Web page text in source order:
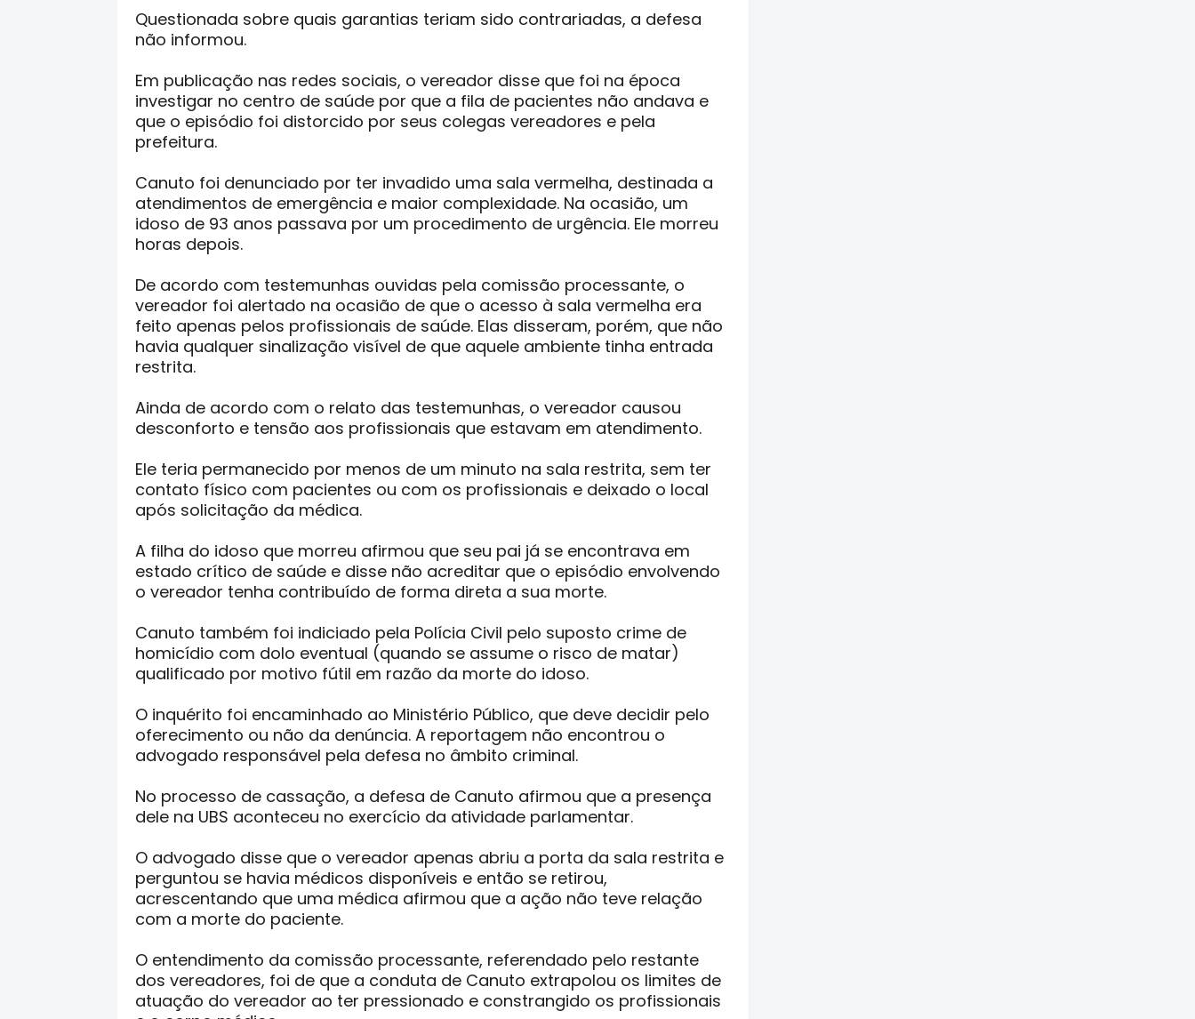
Questionada sobre quais garantias teriam sido contrariadas, a defesa
não informou.
Em publicação nas redes sociais, o vereador disse que foi na época
investigar no centro de saúde por que a fila de pacientes não andava e
que o episódio foi distorcido por seus colegas vereadores e pela
prefeitura.
Canuto foi denunciado por ter invadido uma sala vermelha, destinada a
atendimentos de emergência e maior complexidade. Na ocasião, um
idoso de 93 anos passava por um procedimento de urgência. Ele morreu
horas depois.
De acordo com testemunhas ouvidas pela comissão processante, o
vereador foi alertado na ocasião de que o acesso à sala vermelha era
feito apenas pelos profissionais de saúde. Elas disseram, porém, que não
havia qualquer sinalização visível de que aquele ambiente tinha entrada
restrita.
Ainda de acordo com o relato das testemunhas, o vereador causou
desconforto e tensão aos profissionais que estavam em atendimento.
Ele teria permanecido por menos de um minuto na sala restrita, sem ter
contato físico com pacientes ou com os profissionais e deixado o local
após solicitação da médica.
A filha do idoso que morreu afirmou que seu pai já se encontrava em
estado crítico de saúde e disse não acreditar que o episódio envolvendo
o vereador tenha contribuído de forma direta a sua morte.
Canuto também foi indiciado pela Polícia Civil pelo suposto crime de
homicídio com dolo eventual (quando se assume o risco de matar)
qualificado por motivo fútil em razão da morte do idoso.
O inquérito foi encaminhado ao Ministério Público, que deve decidir pelo
oferecimento ou não da denúncia. A reportagem não encontrou o
advogado responsável pela defesa no âmbito criminal.
No processo de cassação, a defesa de Canuto afirmou que a presença
dele na UBS aconteceu no exercício da atividade parlamentar.
O advogado disse que o vereador apenas abriu a porta da sala restrita e
perguntou se havia médicos disponíveis e então se retirou,
acrescentando que uma médica afirmou que a ação não teve relação
com a morte do paciente.
O entendimento da comissão processante, referendado pelo restante
dos vereadores, foi de que a conduta de Canuto extrapolou os limites de
atuação do vereador ao ter pressionado e constrangido os profissionais